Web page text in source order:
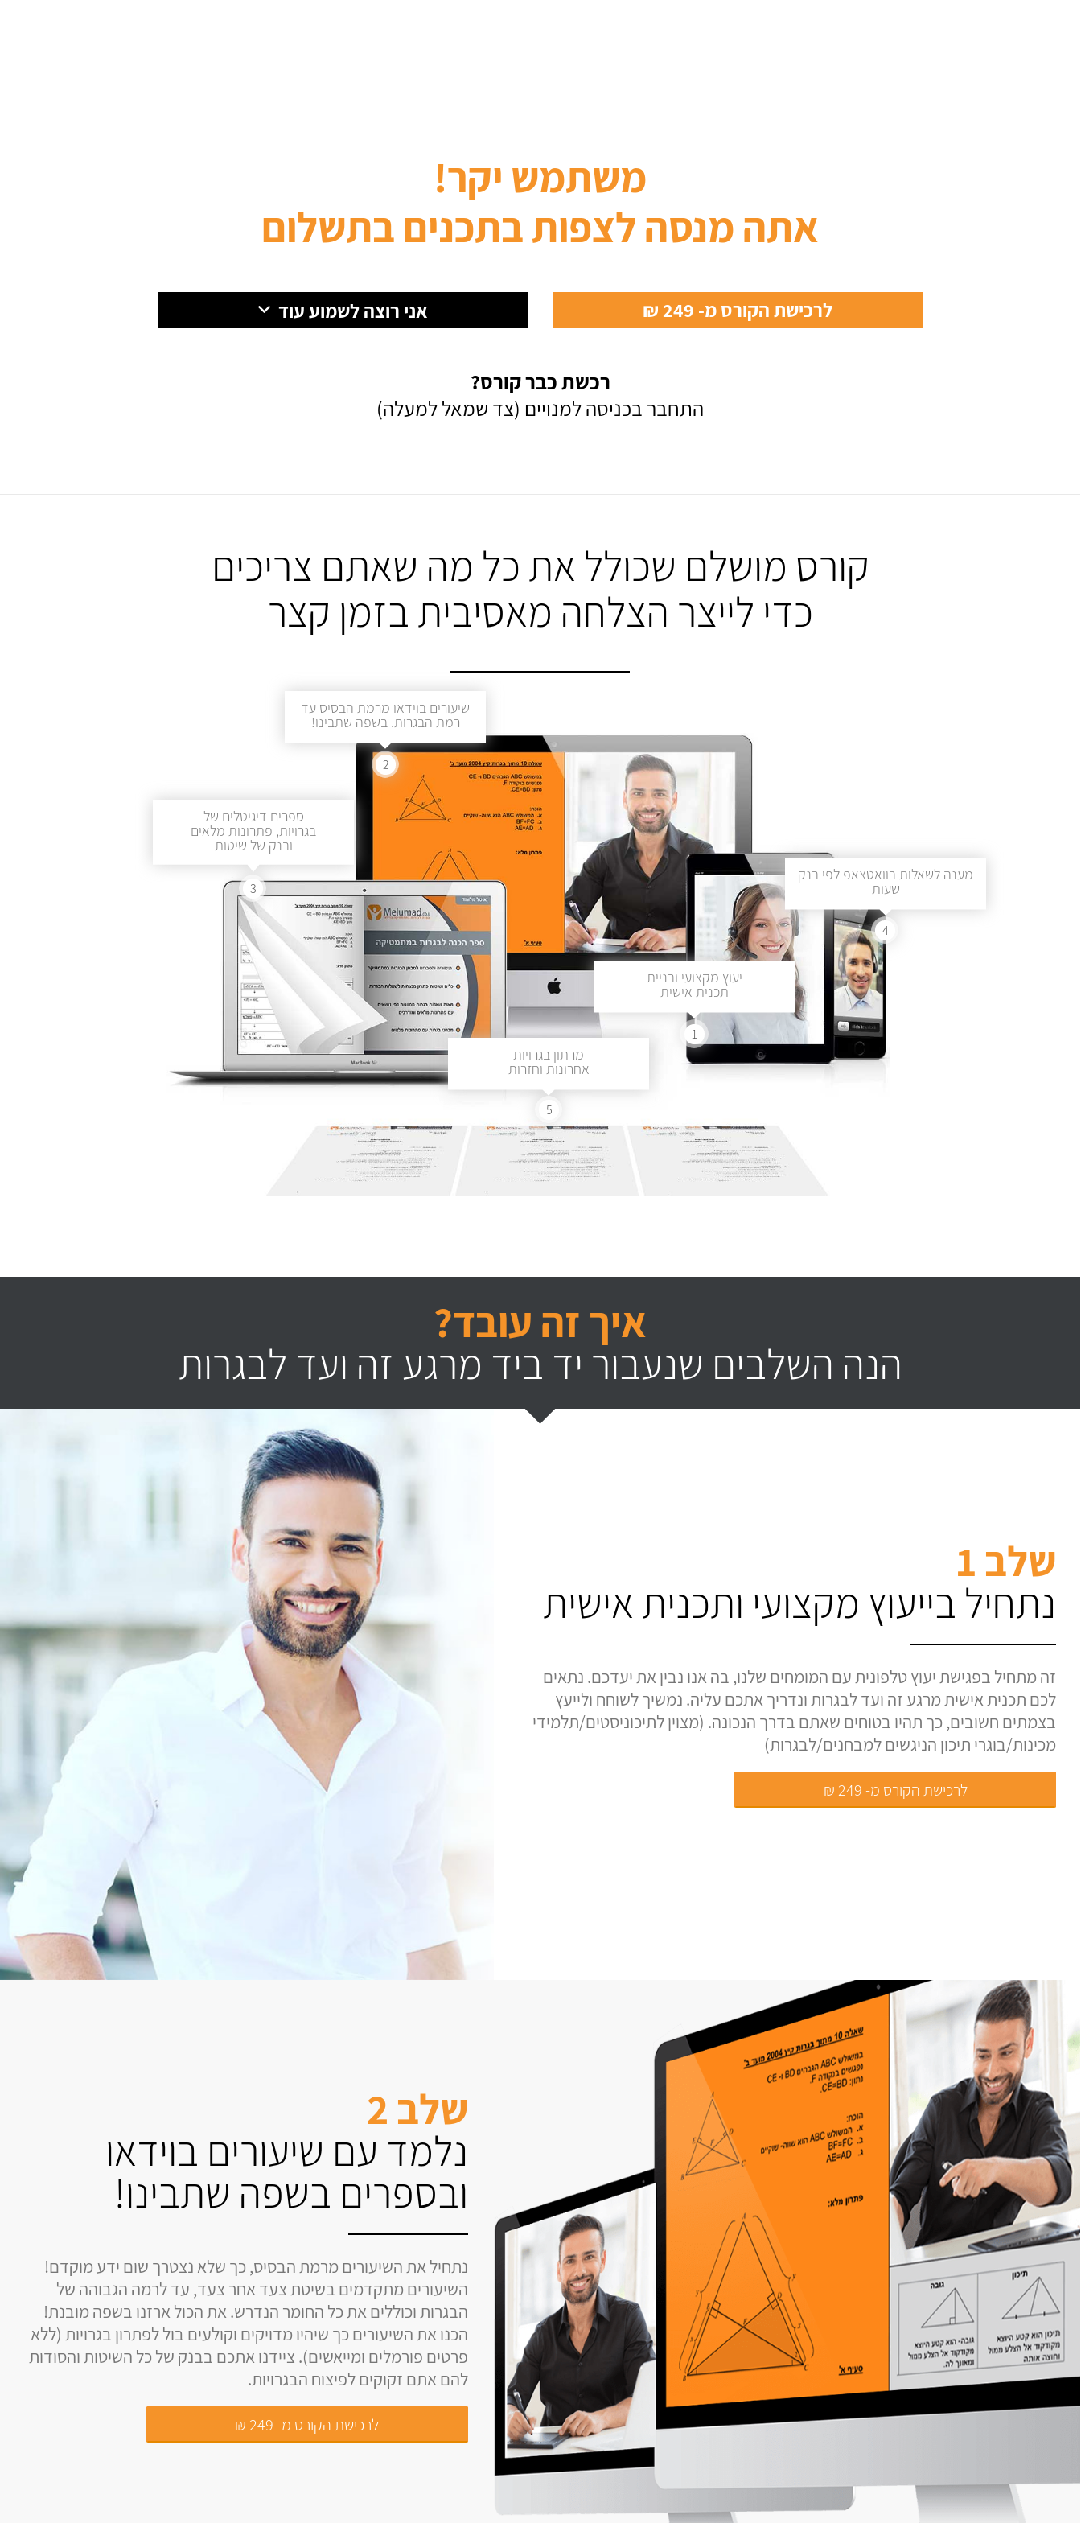
משתמש יקר!
אתה מנסה לצפות בתכנים בתשלום
לרכישת הקורס מ- 249 ₪ אני רוצה לשמוע עוד
רכשת כבר קורס?
התחבר בכניסה למנויים (צד שמאל למעלה)
קורס מושלם שכולל את כל מה שאתם צריכים
כדי לייצר הצלחה מאסיבית בזמן קצר
יעוץ מקצועי ובניית
תכנית אישית
1
שיעורים בוידאו מרמת הבסיס עד
רמת הבגרות. בשפה שתבינו!
2
ספרים דיגיטלים של
בגרויות, פתרונות מלאים
ובנק של שיטות
3
מענה לשאלות בוואטצאפ לפי בנק
שעות
4
מרתון בגרויות
אחרונות וחזרות
5
איך זה עובד?
הנה השלבים שנעבור יד ביד מרגע זה ועד לבגרות
שלב 1
נתחיל בייעוץ מקצועי ותכנית אישית
זה מתחיל בפגישת יעוץ טלפונית עם המומחים שלנו, בה אנו נבין את יעדכם. נתאים
לכם תכנית אישית מרגע זה ועד לבגרות ונדריך אתכם עליה. נמשיך לשוחח ולייעץ
בצמתים חשובים, כך תהיו בטוחים שאתם בדרך הנכונה. (מצוין לתיכוניסטים/תלמידי
מכינות/בוגרי תיכון הניגשים למבחנים/לבגרות)
לרכישת הקורס מ- 249 ₪
שלב 2
נלמד עם שיעורים בוידאו
ובספרים בשפה שתבינו!
נתחיל את השיעורים מרמת הבסיס, כך שלא נצטרך שום ידע מוקדם!
השיעורים מתקדמים בשיטת צעד אחר צעד, עד לרמה הגבוהה של
הבגרות וכוללים את כל החומר הנדרש. את הכול ארזנו בשפה מובנת!
הכנו את השיעורים כך שיהיו מדויקים וקולעים בול לפתרון בגרויות (ללא
פרטים פורמלים ומייאשים). ציידנו אתכם בבנק של כל השיטות והסודות
להם אתם זקוקים לפיצוח הבגרויות.
לרכישת הקורס מ- 249 ₪